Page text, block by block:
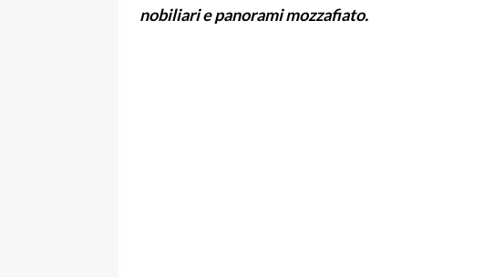
nobiliari e panorami mozzafiato.